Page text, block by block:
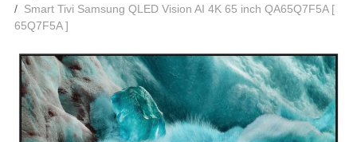
Smart Tivi Samsung QLED Vision AI 4K 65 inch QA65Q7F5A [
65Q7F5A ]